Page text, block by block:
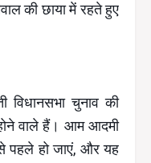
की छाया में रहते हुए
विधानसभा चुनाव की
वाले हैं। आम आदमी
पहले हो जाएं, और यह